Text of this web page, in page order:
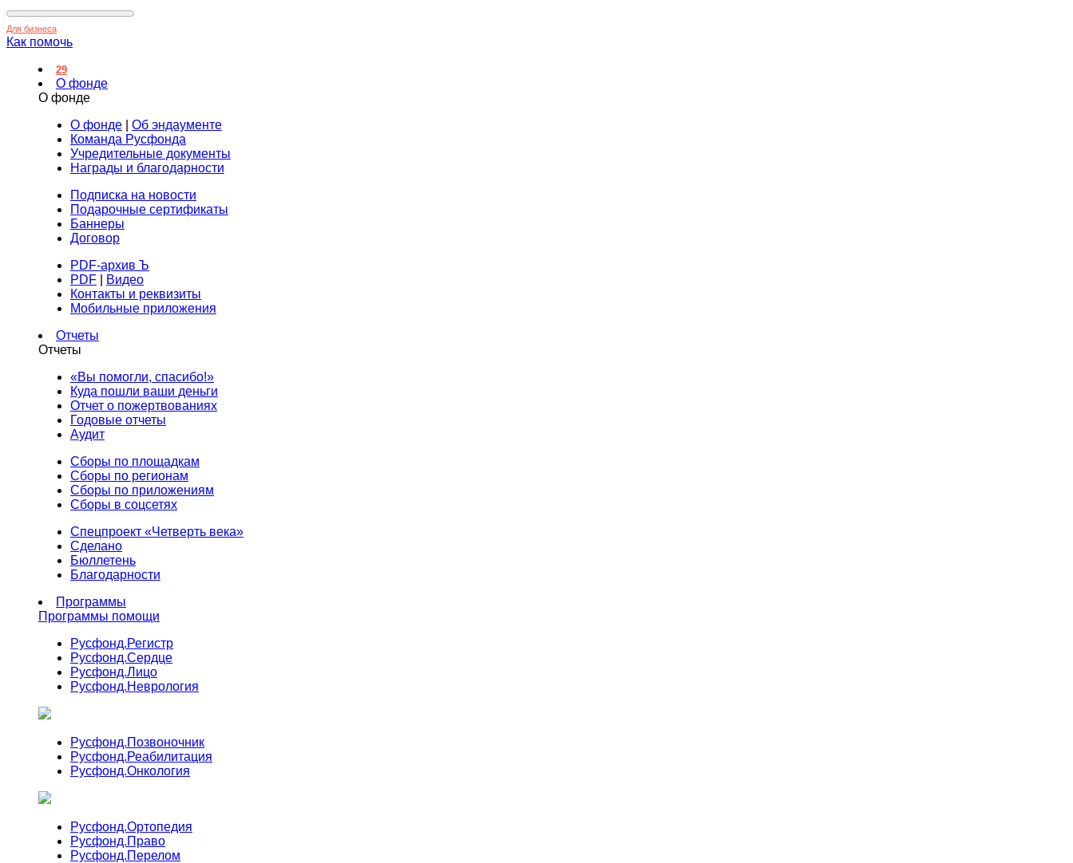
Для бизнеса
Как помочь
29
О фонде
О фонде
О фонде
Об эндаументе
Команда Русфонда
Учредительные документы
Награды и благодарности
Подписка на новости
Подарочные сертификаты
Баннеры
Договор
PDF-архив Ъ
PDF
Видео
Контакты и реквизиты
Мобильные приложения
Отчеты
Отчеты
«Вы помогли, спасибо!»
Куда пошли ваши деньги
Отчет о пожертвованиях
Годовые отчеты
Аудит
Сборы по площадкам
Сборы по регионам
Сборы по приложениям
Сборы в соцсетях
Спецпроект «Четверть века»
Сделано
Бюллетень
Благодарности
Программы
Программы помощи
Русфонд.Регистр
Русфонд.Сердце
Русфонд.Лицо
Русфонд.Неврология
Русфонд.Позвоночник
Русфонд.Реабилитация
Русфонд.Онкология
Русфонд.Ортопедия
Русфонд.Право
Русфонд.Перелом